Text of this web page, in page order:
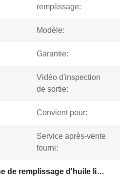
remplissage:
Modèle:
Garantie:
Vidéo d'inspection
de sortie:
Convient pour:
Service après-vente
fourni:
Machine de remplissage d'huile liquide